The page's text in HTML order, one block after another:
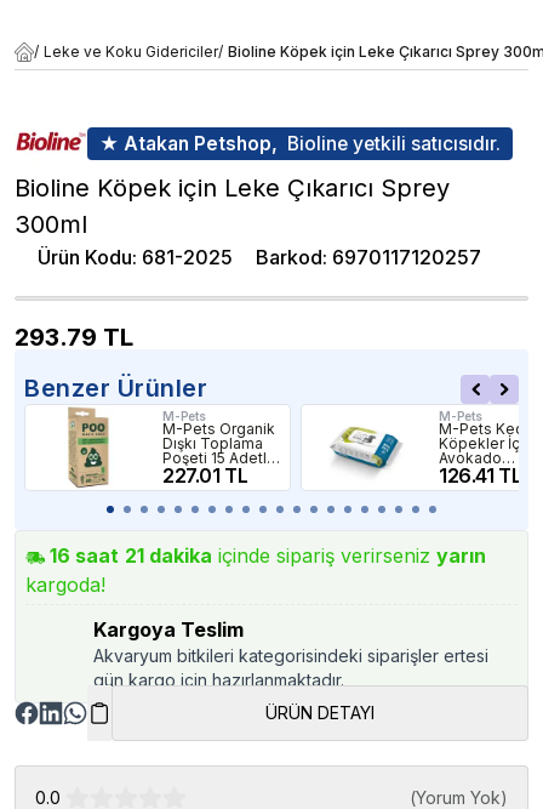
/ Leke ve Koku Gidericiler/ Bioline Köpek için Leke Çıkarıcı Sprey
★ Atakan Petshop, Bioline yetkili satıcısıdır.
Bioline Köpek için Leke Çıkarıcı Sprey
300ml
Ürün Kodu: 681-2025 Barkod: 6970117120257
293.79 TL
Benzer Ürünler
M-Pets
M-Pets Organik
Dışkı Toplama
Poşeti 15 Adetli
4 Rulo
227.01 TL
M-Pets
M-Pets Kedi
Köpekler İçin
Avokado
Temizleme
Mendili 80'li
126.41 TL
16 saat 21 dakika içinde sipariş verirseniz yarın
kargoda!
Kargoya Teslim
Akvaryum bitkileri kategorisindeki siparişler ertesi
gün kargo için hazırlanmaktadır.
ÜRÜN DETAYI
0.0 (Yorum Yok)